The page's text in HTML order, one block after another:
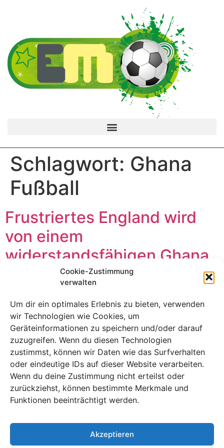
Cookie-Zustimmung
verwalten
Um dir ein optimales Erlebnis zu bieten, verwenden
wir Technologien wie Cookies, um
Geräteinformationen zu speichern und/oder darauf
zuzugreifen. Wenn du diesen Technologien
zustimmst, können wir Daten wie das Surfverhalten
oder eindeutige IDs auf dieser Website verarbeiten.
Wenn du deine Zustimmung nicht erteilst oder
zurückziehst, können bestimmte Merkmale und
Funktionen beeinträchtigt werden.
Akzeptieren
Schlagwort: Ghana
Fußball
Frustriertes England wird
von einem
widerstandsfähigen Ghana
in Gruppe L zu einem 0:0-
Trotz 42 Schüssen und unerbittlichem Druck konnte